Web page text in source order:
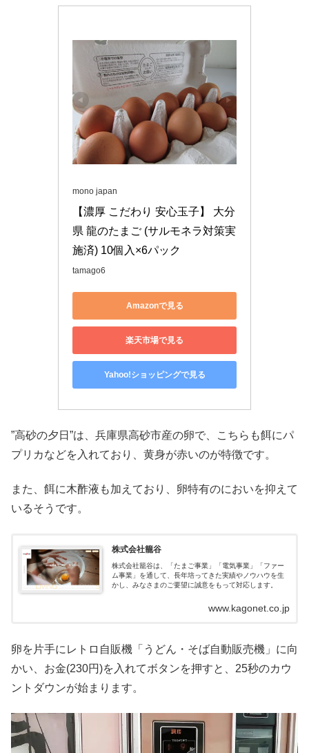
mono japan
【濃厚 こだわり 安心玉子】 大分
県 龍のたまご (サルモネラ対策実
施済) 10個入×6パック
tamago6
Amazonで見る
楽天市場で見る
Yahoo!ショッピングで見る
”高砂の夕日”は、兵庫県高砂市産の卵で、こちらも餌にパ
プリカなどを入れており、黄身が赤いのが特徴です。
また、餌に木酢液も加えており、卵特有のにおいを抑えて
いるそうです。
株式会社籠谷
株式会社籠谷は、「たまご事業」「電気事業」「ファー
ム事業」を通して、長年培ってきた実績やノウハウを生
かし、みなさまのご要望に誠意をもって対応します。
www.kagonet.co.jp
卵を片手にレトロ自販機「うどん・そば自動販売機」に向
かい、お金(230円)を入れてボタンを押すと、25秒のカウ
ントダウンが始まります。